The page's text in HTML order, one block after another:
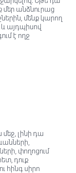
անձնուրաց
մենք կարող
այդպիսով
է ողջ
լինի դա
փողոցում
դուք
հինգ սիրո